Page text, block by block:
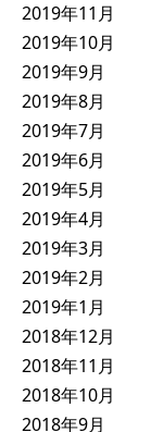
2019年11月
2019年10月
2019年9月
2019年8月
2019年7月
2019年6月
2019年5月
2019年4月
2019年3月
2019年2月
2019年1月
2018年12月
2018年11月
2018年10月
2018年9月